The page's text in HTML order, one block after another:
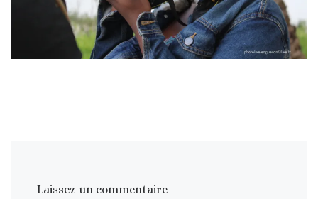
Laissez un commentaire